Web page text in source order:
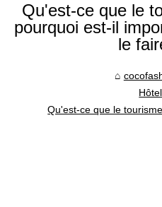
Qu'est-ce que le
pourquoi est-il
le
Hôtel
Qu'est-ce que le